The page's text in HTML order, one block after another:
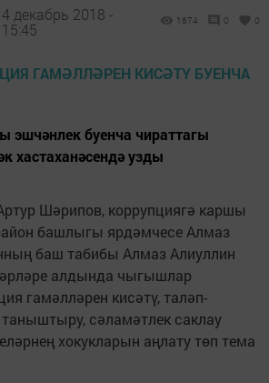
4 декабрь 2018 -
15:45
1674 0 0
эшчәнлек буенча чираттагы
хастаханәсендә узды
Шәрипов, коррупциягә каршы
башлыгы ярдәмчесе Алмаз
баш табибы Алмаз Алиуллин
алдында чыгышлар
гамәлләрен кисәтү, таләп-
сәламәтлек саклау
хокукларын аңлату төп тема